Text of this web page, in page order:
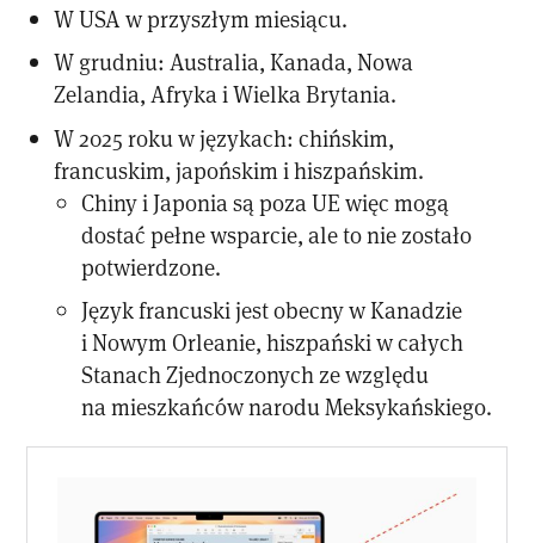
W USA w przyszłym miesiącu.
W grudniu: Australia, Kanada, Nowa
Zelandia, Afryka i Wielka Brytania.
W 2025 roku w językach: chińskim,
francuskim, japońskim i hiszpańskim.
Chiny i Japonia są poza UE więc mogą
dostać pełne wsparcie, ale to nie zostało
potwierdzone.
Język francuski jest obecny w Kanadzie
i Nowym Orleanie, hiszpański w całych
Stanach Zjednoczonych ze względu
na mieszkańców narodu Meksykańskiego.